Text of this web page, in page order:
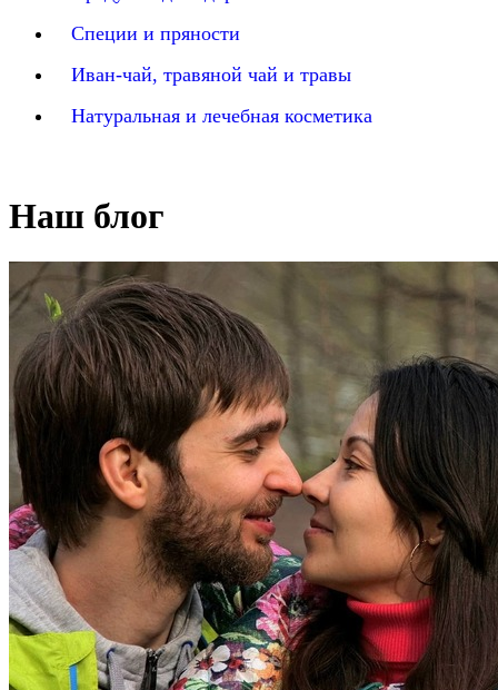
Специи и пряности
Иван-чай, травяной чай и травы
Натуральная и лечебная косметика
Наш блог